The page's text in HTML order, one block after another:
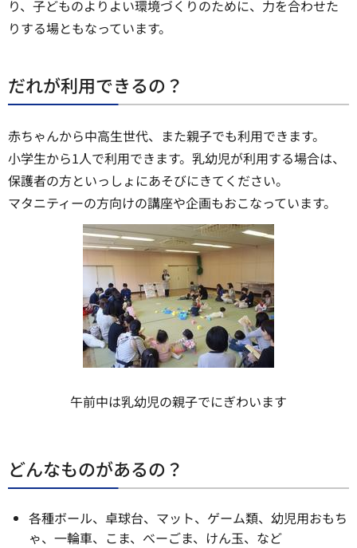
り、子どものよりよい環境づくりのために、力を合わせた
りする場ともなっています。
だれが利用できるの？
赤ちゃんから中高生世代、また親子でも利用できます。
小学生から1人で利用できます。乳幼児が利用する場合は、
保護者の方といっしょにあそびにきてください。
マタニティーの方向けの講座や企画もおこなっています。
午前中は乳幼児の親子でにぎわいます
どんなものがあるの？
各種ボール、卓球台、マット、ゲーム類、幼児用おもち
ゃ、一輪車、こま、べーごま、けん玉、など